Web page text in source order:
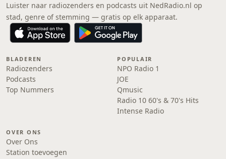
Luister naar radiozenders en podcasts uit NedRadio.nl op
stad, genre of stemming — gratis op elk apparaat.
BLADEREN
Radiozenders
Podcasts
Top Nummers
POPULAIR
NPO Radio 1
JOE
Qmusic
Radio 10 60's & 70's Hits
Intense Radio
OVER ONS
Over Ons
Station toevoegen